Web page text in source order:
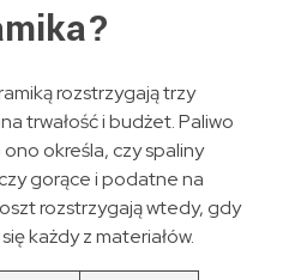
rozstrzygają trzy
trwałość i budżet. Paliwo
określa, czy spaliny
gorące i podatne na
rozstrzygają wtedy, gdy
każdy z materiałów.